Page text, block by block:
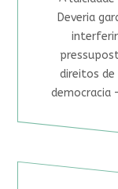
Deveria
interferir
direitos de
democracia